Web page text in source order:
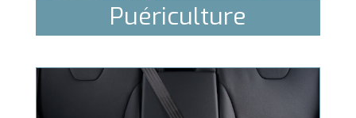
Puériculture